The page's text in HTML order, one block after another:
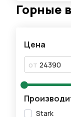
Горные
Цена
от
Stark